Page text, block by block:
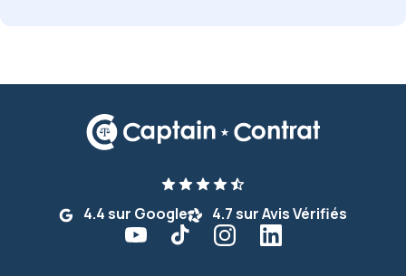
4.4 sur Google 4.7 sur Avis Vérifiés